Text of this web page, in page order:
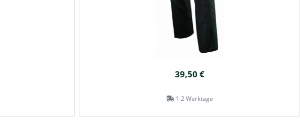
39,50 €
1-2 Werktage